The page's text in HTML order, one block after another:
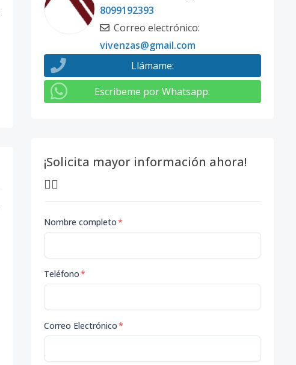
8099192393
Correo electrónico:
vivenzas@gmail.com
Llámame:
Escribeme por Whatsapp:
¡Solicita mayor información ahora!
👇🏽
Nombre completo*
Teléfono*
Correo Electrónico*